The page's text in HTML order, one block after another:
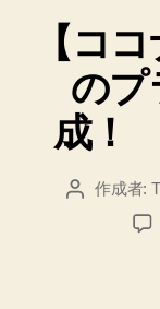
【コ
のプ
成！
投 作成者: